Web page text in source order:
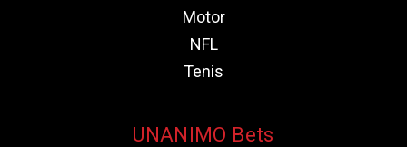
Motor
NFL
Tenis
UNANIMO Bets